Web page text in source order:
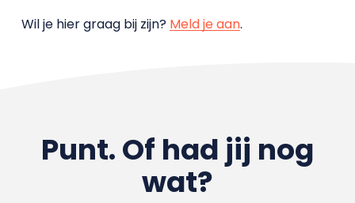
Wil je hier graag bij zijn? Meld je aan.
Punt. Of had jij nog
wat?